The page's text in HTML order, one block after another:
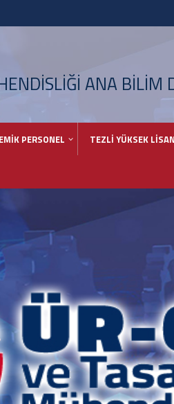
ANA BİLİM
PERSONEL TEZLİ YÜKSEK